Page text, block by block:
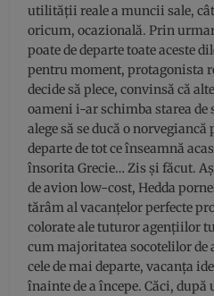
utilității reale a muncii sale,
oricum, ocazională. Prin
poate de departe toate aceste
pentru moment, protagonista
decide să plece, convinsă că
oameni i-ar schimba starea de
alege să se ducă o
departe de tot ce înseamnă
însorita Grecie… Zis și făcut.
de avion low-cost, Hedda
tărâm al vacanțelor perfecte
colorate ale tuturor agențiilor
cum majoritatea socotelilor de
cele de mai departe, vacanța
înainte de a începe. Căci,